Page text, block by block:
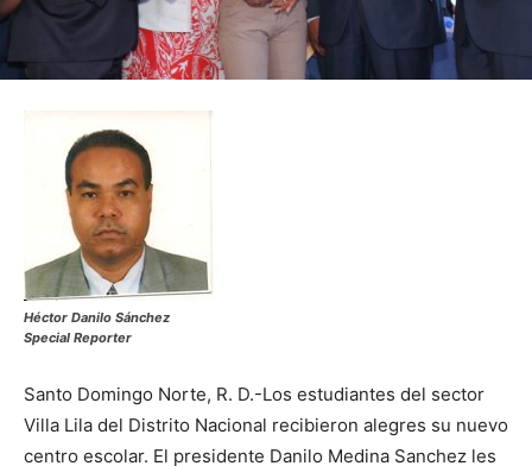
Héctor Danilo Sánchez
Special Reporter
Santo Domingo Norte, R. D.-Los estudiantes del sector
Villa Lila del Distrito Nacional recibieron alegres su nuevo
centro escolar. El presidente Danilo Medina Sanchez les